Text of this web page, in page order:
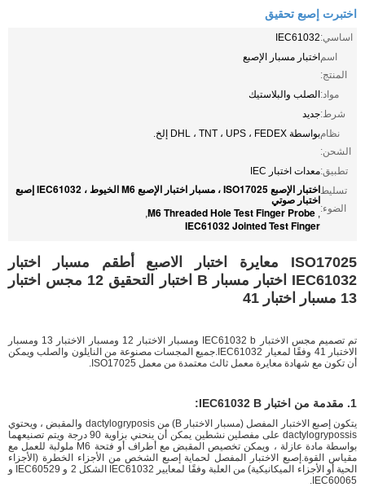
اختبرت إصبع تحقيق
اساسي:IEC61032
اسم
المنتج:
اختبار مسبار الإصبع
مواد:الصلب والبلاستيك
شرط:جديد
نظام
الشحن:
بواسطة DHL ، TNT ، UPS ، FEDEX إلخ.
تطبيق:معدات اختبار IEC
تسليط
الضوء:
اختبار الإصبع ISO17025 ، مسبار اختبار الإصبع M6 الخيوط ، IEC61032 إصبع
اختبار صوتي
,
M6 Threaded Hole Test Finger Probe
,
IEC61032 Jointed Test Finger
ISO17025 معايرة اختبار الاصبع أطقم مسبار اختبار
IEC61032 اختبار مسبار B اختبار التحقيق 12 مجس اختبار
13 مسبار اختبار 41
تم تصميم مجس الاختبار IEC61032 b ومسبار الاختبار 12 ومسبار الاختبار 13 ومسبار
الاختبار 41 وفقًا لمعيار IEC61032.جميع المجسات مصنوعة من النايلون والصلب ويمكن
أن تكون مع شهادة معايرة معمل ثالث معتمدة من معمل ISO17025.
1. مقدمة من اختبار IEC61032 B:
يتكون إصبع الاختبار المفصل (مسبار الاختبار B) من dactylogryposis والمقبض ، ويحتوي
dactylogrypossis على مفصلين نشطين يمكن أن ينحني بزاوية 90 درجة ويتم تصنيعهما
بواسطة مادة عازلة ، ويمكن تخصيص المقبض مع أطراف أو فتحة M6 ملولبة للعمل مع
مقياس القوة.إصبع الاختبار المفصل لحماية إصبع الشخص من الأجزاء الخطرة (الأجزاء
الحية أو الأجزاء الميكانيكية) من العلبة وفقًا لمعايير IEC61032 الشكل 2 و IEC60529 و
IEC60065.